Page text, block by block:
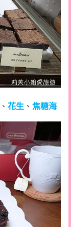
、 花生 、 焦糖海